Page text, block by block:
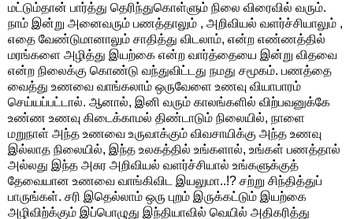
மட்டும்தான் பார்த்து தெரிந்துகொள்ளும் நிலை விரைவில் வரும்.
நாம் இன்று அனைவரும் பணத்தாலும் , அறிவியல் வளர்ச்சியாலும் ,
எதை வேண்டுமானாலும் சாதித்து விடலாம், என்ற எண்ணத்தில்
மரங்களை அழித்து இயற்கை என்ற வார்த்தையை இன்று விதவை
என்ற நிலைக்கு கொண்டு வந்துவிட்டது நமது சமூகம். பணத்தை
வைத்து உணவை வாங்கலாம் ஒருவேளை உணவு வியாபாரம்
செய்யப்பட்டால். ஆனால், இனி வரும் காலங்களில் விற்பவனுக்கே
உண்ண உணவு கிடைக்காமல் திண்டாடும் நிலையில், நாளை
மறுநாள் அந்த உணவை உருவாக்கும் விவசாயிக்கு அந்த உணவு
இல்லாத நிலையில், இந்த உலகத்தில் உங்களால், உங்கள் பணத்தால்
அல்லது இந்த அசுர அறிவியல் வளர்ச்சியால் உங்களுக்குத்
தேவையான உணவை வாங்கிவிட இயலுமா..!? சற்று சிந்தித்துப்
பாருங்கள். சரி இதெல்லாம் ஒரு புறம் இருக்கட்டும் இயற்கை
அழிவிற்க்கும் இப்பொழுது இந்தியாவில் வெயில் அதிகரித்து